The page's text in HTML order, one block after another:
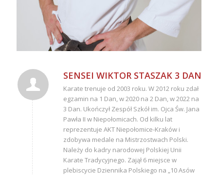
SENSEI WIKTOR STASZAK 3 DAN
Karate trenuje od 2003 roku. W 2012 roku zdał
egzamin na 1 Dan, w 2020 na 2 Dan, w 2022 na
3 Dan. Ukończył Zespół Szkół im. Ojca Św. Jana
Pawła II w Niepołomicach. Od kilku lat
reprezentuje AKT Niepołomice-Kraków i
zdobywa medale na Mistrzostwach Polski.
Należy do kadry narodowej Polskiej Unii
Karate Tradycyjnego. Zajął 6 miejsce w
plebiscycie Dziennika Polskiego na „10 Asów